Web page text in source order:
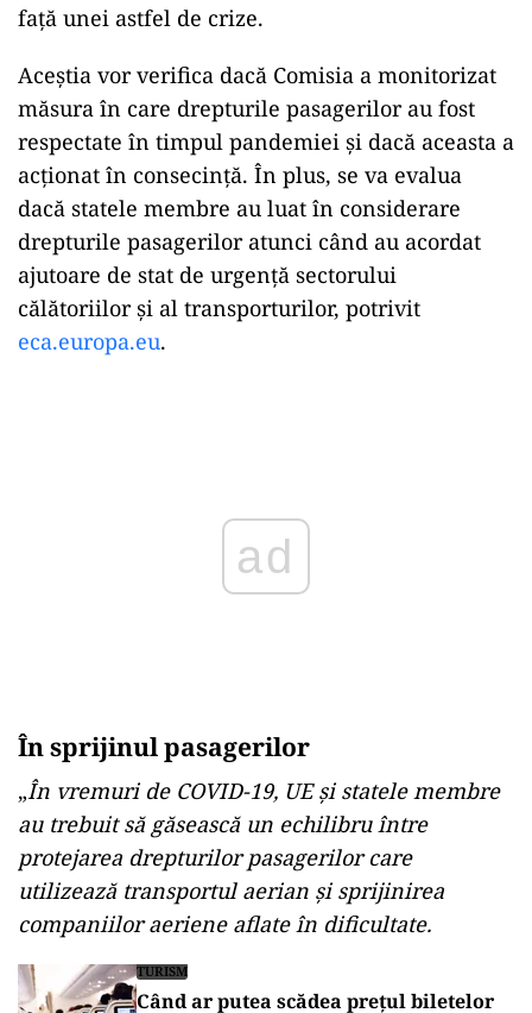
faţă unei astfel de crize.
Aceştia vor verifica dacă Comisia a monitorizat
măsura în care drepturile pasagerilor au fost
respectate în timpul pandemiei şi dacă aceasta a
acţionat în consecinţă. În plus, se va evalua
dacă statele membre au luat în considerare
drepturile pasagerilor atunci când au acordat
ajutoare de stat de urgenţă sectorului
călătoriilor şi al transporturilor, potrivit
eca.europa.eu.
În sprijinul pasagerilor
„În vremuri de COVID-19, UE și statele membre
au trebuit să găsească un echilibru între
protejarea drepturilor pasagerilor care
utilizează transportul aerian și sprijinirea
companiilor aeriene aflate în dificultate.
TURISM
Când ar putea scădea prețul biletelor